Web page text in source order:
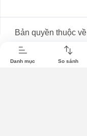
Bản quyền thuộc về
Danh mục So sánh